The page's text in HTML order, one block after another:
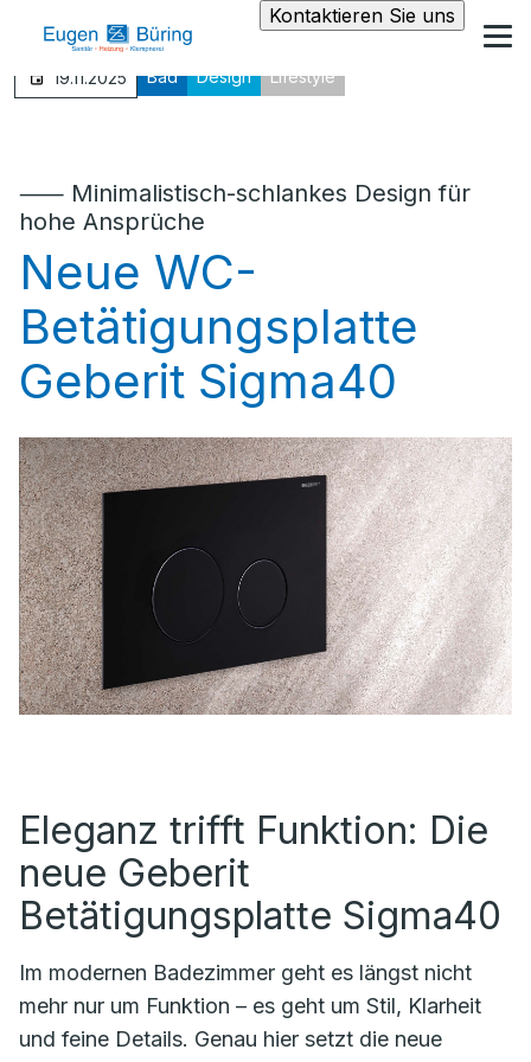
Kontaktieren Sie uns
19.11.2025 Bad Design Lifestyle
⸺ Minimalistisch-schlankes Design für
hohe Ansprüche
Neue WC-
Betätigungsplatte
Geberit Sigma40
Eleganz trifft Funktion: Die
neue Geberit
Betätigungsplatte Sigma40
Im modernen Badezimmer geht es längst nicht
mehr nur um Funktion – es geht um Stil, Klarheit
und feine Details. Genau hier setzt die neue